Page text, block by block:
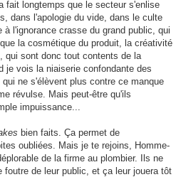
fait longtemps que le secteur s'enlise
dans l'apologie du vide, dans le culte
l'ignorance crasse du grand public, qui
la cosmétique du produit, la créativité
qui sont donc tout contents de la
je vois la niaiserie confondante des
ne s'élèvent plus contre ce manque
révulse. Mais peut-être qu'ils
impuissance...
bien faits. Ça permet de
oubliées. Mais je te rejoins, Homme-
de la firme au plombier. Ils ne
de leur public, et ça leur jouera tôt